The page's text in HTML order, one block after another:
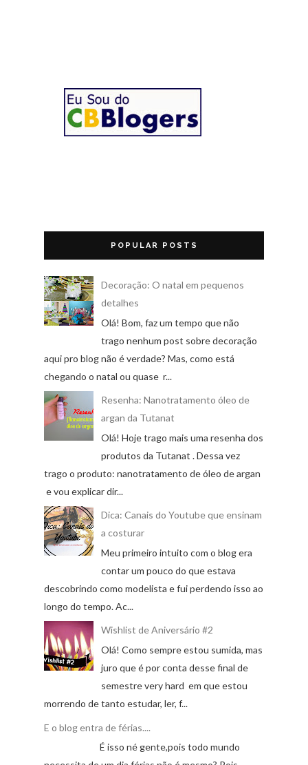
POPULAR POSTS
Decoração: O natal em pequenos
detalhes
Olá! Bom, faz um tempo que não
trago nenhum post sobre decoração
aqui pro blog não é verdade? Mas, como está
chegando o natal ou quase r...
Resenha: Nanotratamento óleo de
argan da Tutanat
Olá! Hoje trago mais uma resenha dos
produtos da Tutanat . Dessa vez
trago o produto: nanotratamento de óleo de argan
e vou explicar dir...
Dica: Canais do Youtube que ensinam
a costurar
Meu primeiro intuito com o blog era
contar um pouco do que estava
descobrindo como modelista e fui perdendo isso ao
longo do tempo. Ac...
Wishlist de Aniversário #2
Olá! Como sempre estou sumida, mas
juro que é por conta desse final de
semestre very hard em que estou
morrendo de tanto estudar, ler, f...
E o blog entra de férias....
É isso né gente,pois todo mundo